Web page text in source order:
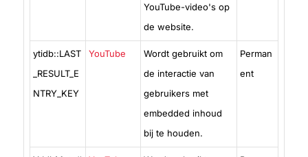
YouTube-video's op
de website.
ytidb::LAST
_RESULT_E
NTRY_KEY
YouTube
Wordt gebruikt om
de interactie van
gebruikers met
embedded inhoud
bij te houden.
Perman
ent